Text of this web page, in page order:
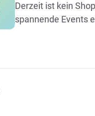
Derzeit ist kein
spannende Events